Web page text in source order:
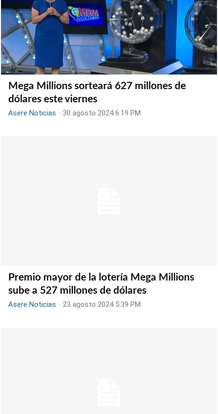
Mega Millions sorteará 627 millones de
dólares este viernes
Asere Noticias - 30 agosto 2024 6:19 PM
Premio mayor de la lotería Mega Millions
sube a 527 millones de dólares
Asere Noticias -23 agosto 2024 5:39 PM